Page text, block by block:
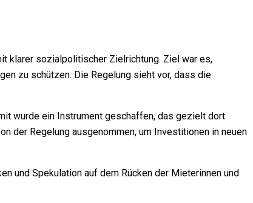
klarer sozialpolitischer Zielrichtung. Ziel war es,
zu schützen. Die Regelung sieht vor, dass die
wurde ein Instrument geschaffen, das gezielt dort
der Regelung ausgenommen, um Investitionen in neuen
und Spekulation auf dem Rücken der Mieterinnen und